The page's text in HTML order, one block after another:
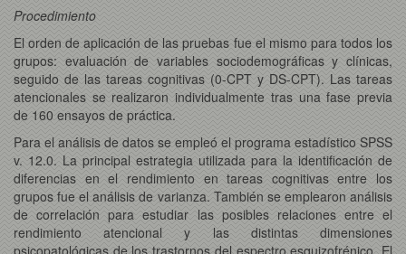
Procedimiento
El orden de aplicación de las pruebas fue el mismo para todos los
grupos: evaluación de variables sociodemográficas y clínicas,
seguido de las tareas cognitivas (0-CPT y DS-CPT). Las tareas
atencionales se realizaron individualmente tras una fase previa
de 160 ensayos de práctica.
Para el análisis de datos se empleó el programa estadístico SPSS
v. 12.0. La principal estrategia utilizada para la identificación de
diferencias en el rendimiento en tareas cognitivas entre los
grupos fue el análisis de varianza. También se emplearon análisis
de correlación para estudiar las posibles relaciones entre el
rendimiento atencional y las distintas dimensiones
psicopatológicas de los trastornos del espectro esquizofrénico. El